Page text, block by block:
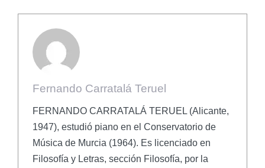
Fernando Carratalá Teruel
FERNANDO CARRATALÁ TERUEL (Alicante,
1947), estudió piano en el Conservatorio de
Música de Murcia (1964). Es licenciado en
Filosofía y Letras, sección Filosofía, por la